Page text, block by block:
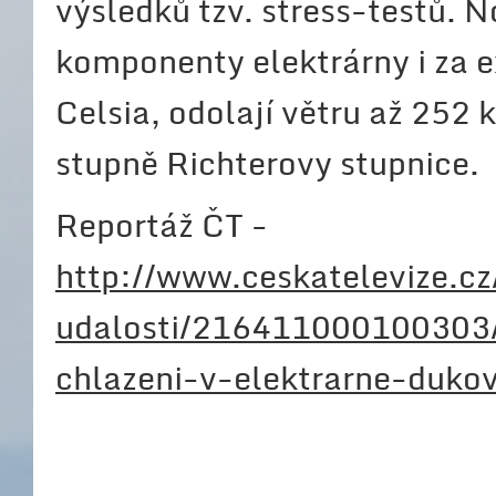
komponenty elektrárny i za
Celsia, odolají větru až 252
stupně Richterovy stupnice.
Reportáž ČT -
http://
udalosti/
chlazeni-v-elektrarne-